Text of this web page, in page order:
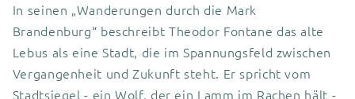
In seinen „Wanderungen durch die Mark
Brandenburg“ beschreibt Theodor Fontane das alte
Lebus als eine Stadt, die im Spannungsfeld zwischen
Vergangenheit und Zukunft steht. Er spricht vom
Stadtsiegel - ein Wolf, der ein Lamm im Rachen hält -